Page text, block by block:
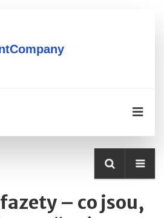
– co jsou,